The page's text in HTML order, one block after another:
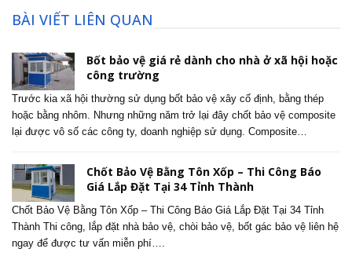
BÀI VIẾT LIÊN QUAN
Bốt bảo vệ giá rẻ dành cho nhà ở xã hội hoặc
công trường
Trước kia xã hội thường sử dụng bốt bảo vệ xây cố định, bằng thép
hoặc bằng nhôm. Nhưng những năm trở lại đây chốt bảo vệ composite
lại được vô số các công ty, doanh nghiệp sử dụng. Composite…
Chốt Bảo Vệ Bằng Tôn Xốp – Thi Công Báo
Giá Lắp Đặt Tại 34 Tỉnh Thành
Chốt Bảo Vệ Bằng Tôn Xốp – Thi Công Báo Giá Lắp Đặt Tại 34 Tỉnh
Thành Thi công, lắp đặt nhà bảo vệ, chòi bảo vệ, bốt gác bảo vệ liên hệ
ngay để được tư vấn miễn phí….